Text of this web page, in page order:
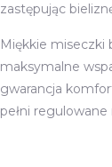
zastępując
Miękkie miseczki
maksymalne
gwarancja
pełni